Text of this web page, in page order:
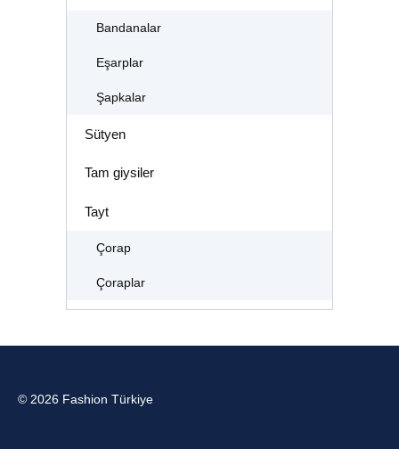
Bandanalar
Eşarplar
Şapkalar
Sütyen
Tam giysiler
Tayt
Çorap
Çoraplar
© 2026 Fashion Türkiye